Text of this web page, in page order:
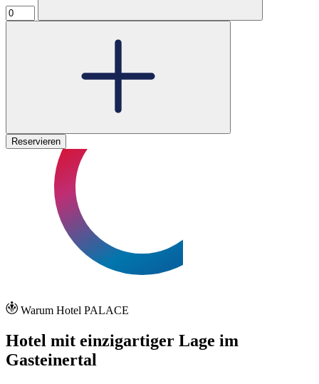
Reservieren
Warum Hotel PALACE
Hotel mit einzigartiger Lage im
Gasteinertal